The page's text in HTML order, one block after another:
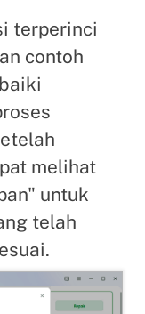
terperinci
contoh
melihat
untuk
telah